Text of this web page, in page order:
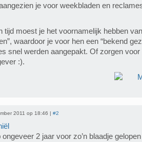
je voor weekbladen en
tijd moest je het voornamelijk hebben
waardoor je voor hen een “bekend
snel werden aangepakt. Of zorgen
:).
2011 op 18:46 | #2
ongeveer 2 jaar voor zo’n blaadje